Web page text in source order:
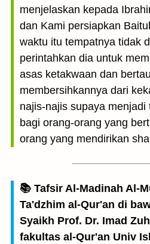
menjelaskan kepada
dan Kami persiapkan
waktu itu tempatnya tidak
perintahkan dia untuk
asas ketakwaan dan
membersihkannya dari
najis-najis supaya
bagi orang-orang yang
orang yang mendirikan
📚 Tafsir Al-Madinah Al-
Ta'dzhim al-Qur'an di
Syaikh Prof. Dr. Imad
fakultas al-Qur'an Univ